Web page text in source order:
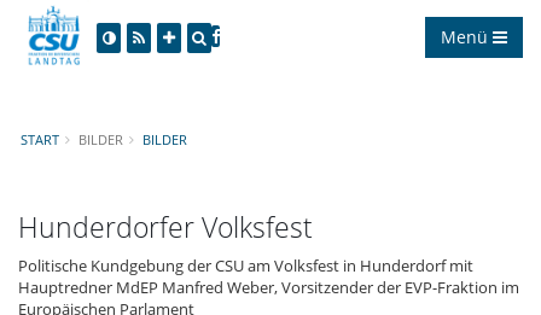
Menü
START BILDER BILDER
Hunderdorfer Volksfest
Politische Kundgebung der CSU am Volksfest in Hunderdorf mit
Hauptredner MdEP Manfred Weber, Vorsitzender der EVP-Fraktion im
Europäischen Parlament